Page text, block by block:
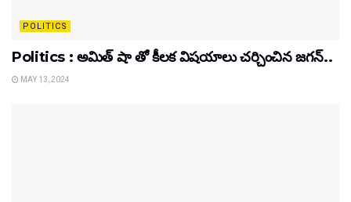
POLITICS
Politics : అమిత్ షా తో కీలక విషయాలు చర్చించిన జగన్..
MAY 13, 2024